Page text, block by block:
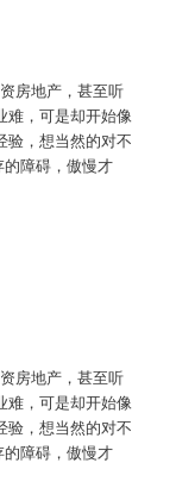
房地产，甚至听
难，可是却开始像
验，想当然的对不
障碍，傲慢才
房地产，甚至听
难，可是却开始像
验，想当然的对不
障碍，傲慢才